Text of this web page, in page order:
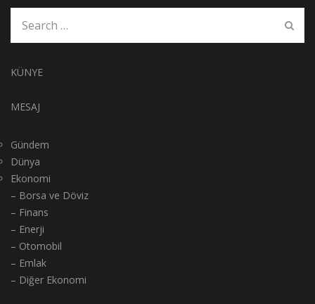
KÜNYE
MESAJ
Gündem
Dünya
Ekonomi
– Borsa ve Döviz
– Finans
– Enerji
– Otomobil
– Emlak
– Diğer Ekonomi